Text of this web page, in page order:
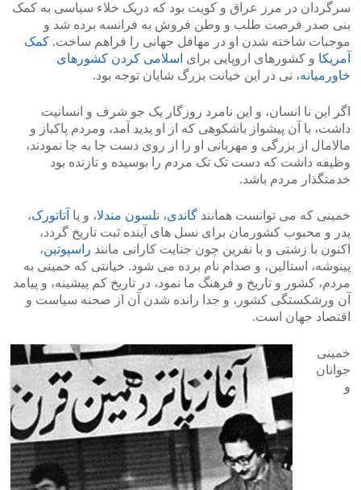
سرگردان در مرز عراق و کویت بود که دریک خلاء سیاسی به کمک
بنی صدر فرصت طلب و وطن فروش به فرانسه برده شد و
موجبات شاخته شدن او در مهافل جهانی را فراهم ساخت. کمک
آمریکا و کشورهای اروپایی برای اسلامی کردن کشورهای
خاورمیانه، نی در این خیانت بزرگ شایان توجه بود.
اگر این نا انسان، و این نامرد روزگار یک جو شرف و انسانیت
داشت، با آن پیشواز باشکوهی که از او پدید آمد، ومردم پاکباز و
مالامال از بزرگی و مهربانی او را از روی دست جا به جا نمودند،
وظیفه داشت که دست تک تک مردم را بوسیده و تازنده بود
خدمتگذار مردم باشد.
خمینی که می توانست همانند گاندی، نلسون مندلا، و یا آتاتورک،
پدر و محبوب کشورمان برای نسل های آینده ثبت تاریخ گردد،
اکنون با زشتی و با نفرین چون جنایت کارانی مانند راسپوتین،
پینوشه، استالین، و صدام نام برده می شود. خیانتی که خمینی به
مردم، کشور و تاریخ و فرهنگ ما نمود، در تاریخ کم پیشینه، و پیامد
آن ورشکستگی کشور، و جدا رانده شدن آن از صحنه سیاست و
اقتصاد جهان است.
خمینی
جوانان
و